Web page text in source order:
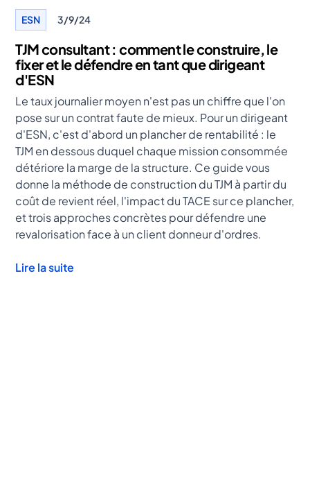
ESN 3/9/24
TJM consultant : comment le construire, le
fixer et le défendre en tant que dirigeant
d'ESN
Le taux journalier moyen n'est pas un chiffre que l'on
pose sur un contrat faute de mieux. Pour un dirigeant
d'ESN, c'est d'abord un plancher de rentabilité : le
TJM en dessous duquel chaque mission consommée
détériore la marge de la structure. Ce guide vous
donne la méthode de construction du TJM à partir du
coût de revient réel, l'impact du TACE sur ce plancher,
et trois approches concrètes pour défendre une
revalorisation face à un client donneur d'ordres.
Lire la suite